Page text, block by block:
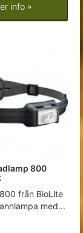
info »
800
från BioLite
med...